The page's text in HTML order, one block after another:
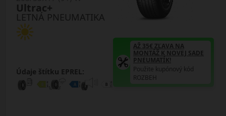
LETNÁ PNEUMATIKA
Ultrac+
Údaje štítku EPREL:
AŽ 35€ ZĽAVA NA
MONTÁŽ K NOVEJ SADE
PNEUMATÍK!
Použite kupónový kód
ROZBEH